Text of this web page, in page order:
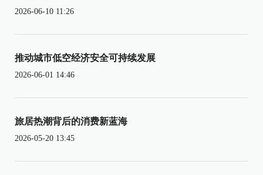
2026-06-10 11:26
推动城市低空经济安全可持续发展
2026-06-01 14:46
旅居热潮背后的消费新蓝海
2026-05-20 13:45